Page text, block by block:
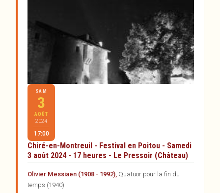
SAM
3
AOÛT
2024
17:00
Chiré-en-Montreuil - Festival en Poitou - Samedi
3 août 2024 - 17 heures - Le Pressoir (Château)
Olivier Messiaen (1908 - 1992), Quatuor pour la fin du
temps (1940)